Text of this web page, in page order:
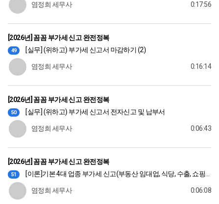
염정희 세무사 0:17:56
[2026년] 꼼꼼 부가세 신고 완전정복
49 [실무] (위하고) 부가세 신고서 마감하기 (2)
염정희 세무사 0:16:14
[2026년] 꼼꼼 부가세 신고 완전정복
50 [실무] (위하고) 부가세 신고서 전자신고 및 납부서
염정희 세무사 0:06:43
[2026년] 꼼꼼 부가세 신고 완전정복
51
염정희 세무사 0:06:08